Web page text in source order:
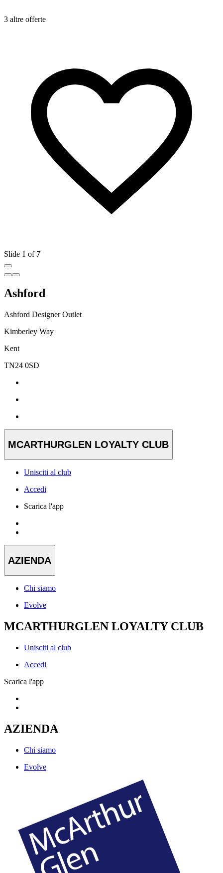
3 altre offerte
Slide 1 of 7
Ashford
Ashford Designer Outlet
Kimberley Way
Kent
TN24 0SD
MCARTHURGLEN LOYALTY CLUB
Unisciti al club
Accedi
Scarica l'app
AZIENDA
Chi siamo
Evolve
MCARTHURGLEN LOYALTY CLUB
Unisciti al club
Accedi
Scarica l'app
AZIENDA
Chi siamo
Evolve